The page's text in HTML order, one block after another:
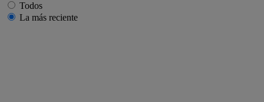
Todos
La más reciente